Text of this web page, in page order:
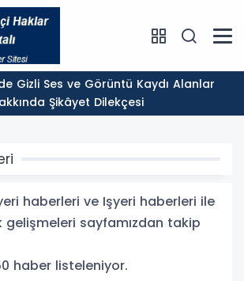
Şikâyet Dilekçesi
haberleri ve Işyeri haberleri ile
gelişmeleri sayfamızdan takip
haber listeleniyor.